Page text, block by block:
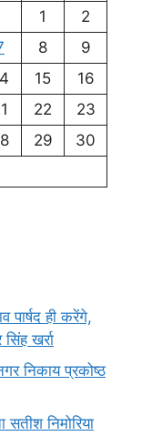
1
2
8
9
15
16
22
23
29
30
पार्षद ही करेंगे,
खर्रा
निकाय प्रकोष्ठ
निमोरिया